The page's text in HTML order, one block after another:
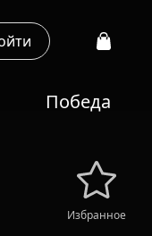
Победа
Избранное